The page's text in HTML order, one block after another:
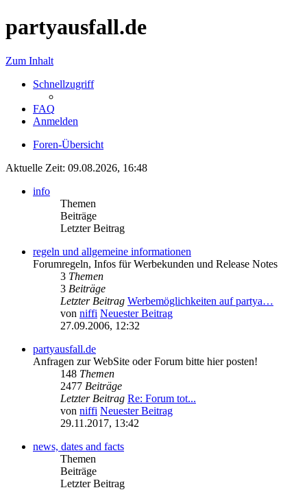
partyausfall.de
Zum Inhalt
Schnellzugriff
FAQ
Anmelden
Foren-Übersicht
Aktuelle Zeit: 09.08.2026, 16:48
info
Themen
Beiträge
Letzter Beitrag
regeln und allgemeine informationen
Forumregeln, Infos für Werbekunden und Release Notes
3 Themen
3 Beiträge
Letzter Beitrag Werbemöglichkeiten auf partya…
von niffi Neuester Beitrag
27.09.2006, 12:32
partyausfall.de
Anfragen zur WebSite oder Forum bitte hier posten!
148 Themen
2477 Beiträge
Letzter Beitrag Re: Forum tot...
von niffi Neuester Beitrag
29.11.2017, 13:42
news, dates and facts
Themen
Beiträge
Letzter Beitrag